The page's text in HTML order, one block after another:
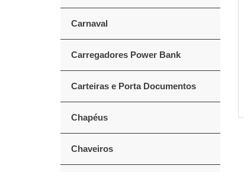
Carnaval
Carregadores Power Bank
Carteiras e Porta Documentos
Chapéus
Chaveiros